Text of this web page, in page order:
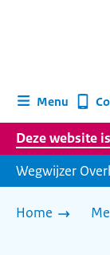
Menu
Deze website
Wegwijzer
Home